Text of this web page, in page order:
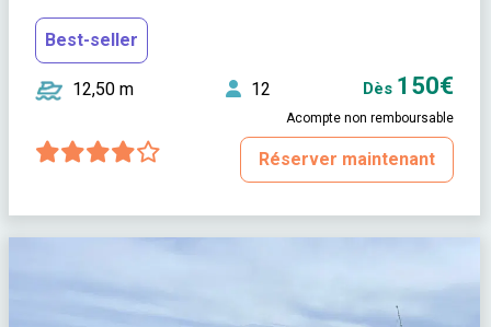
Best-seller
12,50 m 12 Dès 150€
Acompte non remboursable
Réserver maintenant